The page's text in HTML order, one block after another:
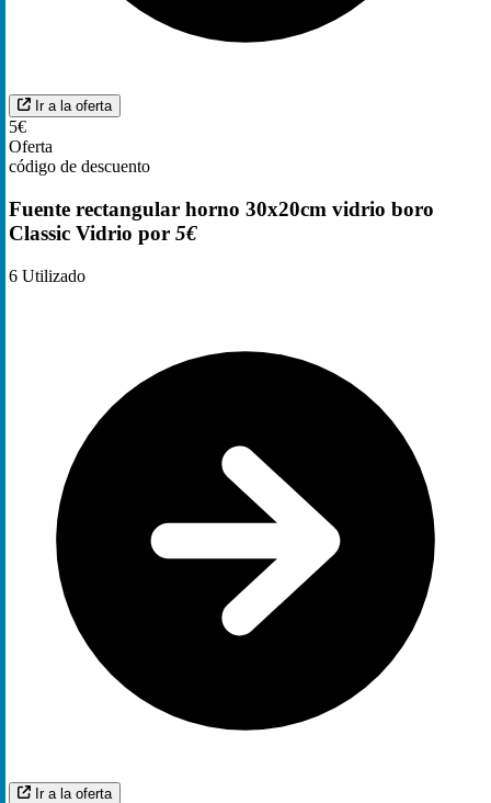
Ir a la oferta
5€
Oferta
código de descuento
Fuente rectangular horno 30x20cm vidrio boro
Classic Vidrio por 5€
6 Utilizado
Ir a la oferta